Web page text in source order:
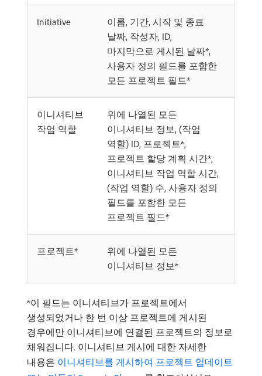
Initiative
이름, 기간, 시작 및 종료
날짜, 작성자, ID,
마지막으로 게시된 날짜*,
사용자 정의 필드를 포함한
모든 프로젝트 필드*
이니셔티브
작업 역할
위에 나열된 모든
이니셔티브 정보, (작업
역할) ID, 프로젝트*,
프로젝트 할당 계획 시간*,
이니셔티브 작업 역할 시간,
(작업 역할) 수, 사용자 정의
필드를 포함한 모든
프로젝트 필드*
프로젝트*
위에 나열된 모든
이니셔티브 정보*
*이 필드는 이니셔티브가 프로젝트에서
생성되었거나 한 번 이상 프로젝트에 게시된
경우에만 이니셔티브에 연결된 프로젝트의 정보로
채워집니다. 이니셔티브 게시에 대한 자세한
내용은 이니셔티브를 게시하여 프로젝트 업데이트